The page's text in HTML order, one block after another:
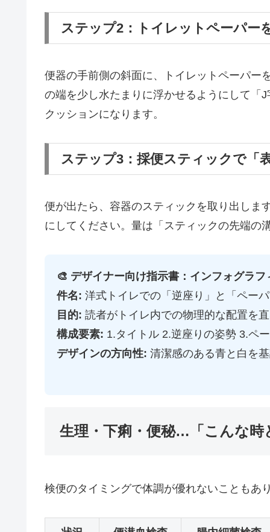
ステップ2：トイレットペーパー
便器の手前側の斜面に、トイレットペーパー
の端を少し水たまりに浮かせるようにして「
クッションになります。
ステップ3：採便スティックで「
便が出たら、容器のスティックを取り出しま
にしてください。量は「スティックの先端の
🎨 デザイナー向け指示書：インフォグラフ
件名: 洋式トイレでの「逆座り」と「ペー
目的: 読者がトイレ内での物理的な配置を
構成要素: 1.タイトル 2.逆座りの姿勢 3.ペ
デザインの方向性: 清潔感のある青と白を
生理・下痢・便秘…「こんな時
検便のタイミングで体調が優れないこともあ